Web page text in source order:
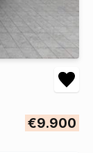
€9.900